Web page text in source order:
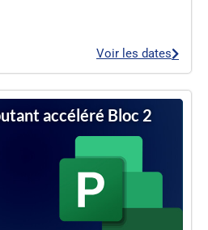
Voir les dates
accéléré Bloc 2